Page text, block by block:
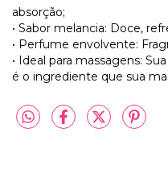
absorção;
• Sabor melancia: Doce,
• Perfume envolvente:
• Ideal para massagens:
é o ingrediente que sua